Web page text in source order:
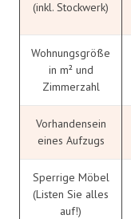
(inkl. Stockwerk)
Wohnungsgröße
in m² und
Zimmerzahl
Vorhandensein
eines Aufzugs
Sperrige Möbel
(Listen Sie alles
auf!)